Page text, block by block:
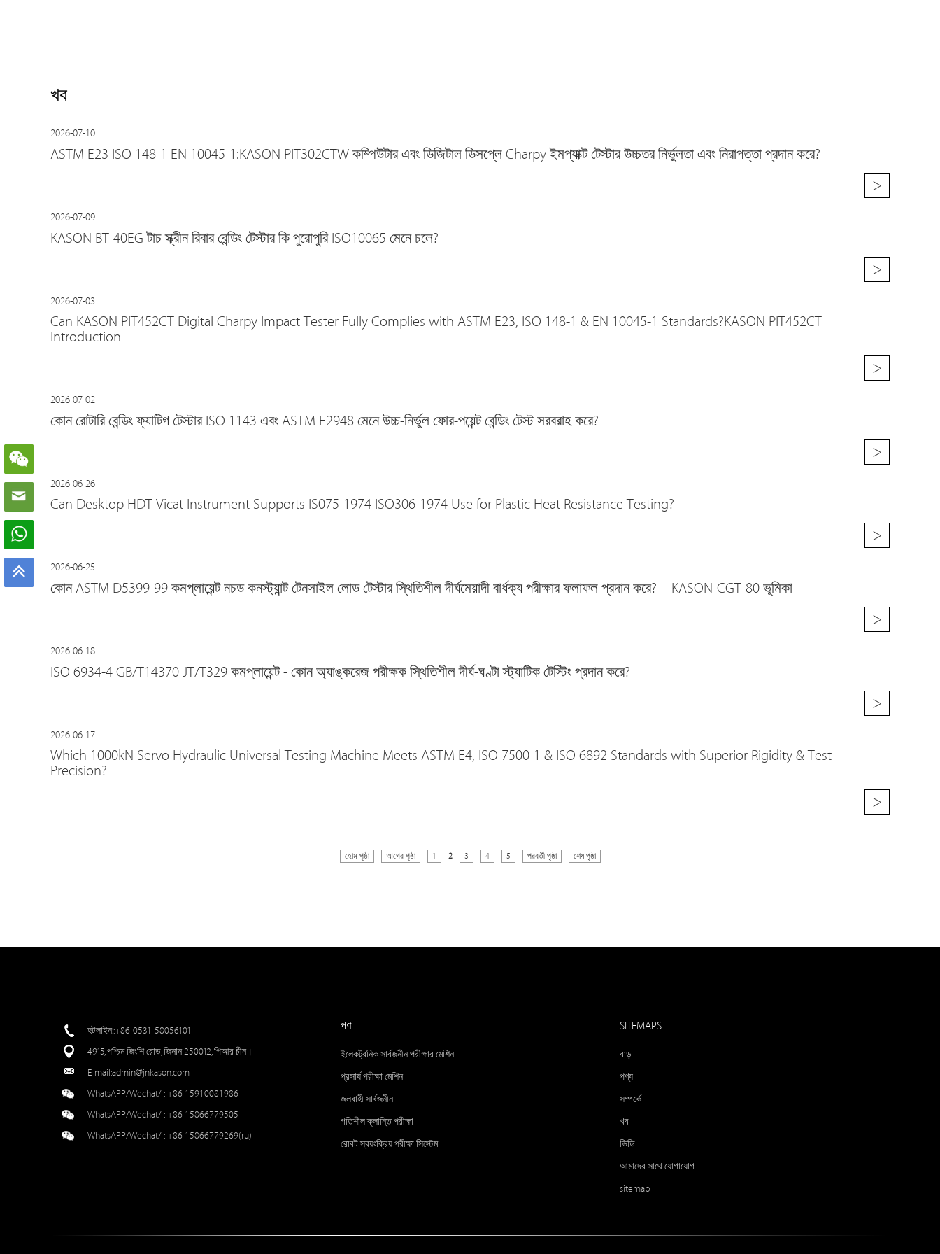
খব
2026-07-10
ASTM E23 ISO 148-1 EN 10045-1:KASON PIT302CTW কম্পিউটার এবং ডিজিটাল ডিসপ্লে Charpy ইমপ্যাক্ট টেস্টার উচ্চতর নির্ভুলতা এবং নিরাপত্তা প্রদান করে?
>
2026-07-09
KASON BT-40EG টাচ স্ক্রীন রিবার বেন্ডিং টেস্টার কি পুরোপুরি ISO10065 মেনে চলে?
>
2026-07-03
Can KASON PIT452CT Digital Charpy Impact Tester Fully Complies with ASTM E23, ISO 148-1 & EN 10045-1 Standards?KASON PIT452CT
Introduction
>
2026-07-02
কোন রোটারি বেন্ডিং ফ্যাটিগ টেস্টার ISO 1143 এবং ASTM E2948 মেনে উচ্চ-নির্ভুল ফোর-পয়েন্ট বেন্ডিং টেস্ট সরবরাহ করে?
>
2026-06-26
Can Desktop HDT Vicat Instrument Supports IS075-1974 ISO306-1974 Use for Plastic Heat Resistance Testing?
>
2026-06-25
কোন ASTM D5399-99 কমপ্লায়েন্ট নচড কনস্ট্যান্ট টেনসাইল লোড টেস্টার স্থিতিশীল দীর্ঘমেয়াদী বার্ধক্য পরীক্ষার ফলাফল প্রদান করে? – KASON-CGT-80 ভূমিকা
>
2026-06-18
ISO 6934-4 GB/T14370 JT/T329 কমপ্লায়েন্ট - কোন অ্যাঙ্করেজ পরীক্ষক স্থিতিশীল দীর্ঘ-ঘণ্টা স্ট্যাটিক টেস্টিং প্রদান করে?
>
2026-06-17
Which 1000kN Servo Hydraulic Universal Testing Machine Meets ASTM E4, ISO 7500-1 & ISO 6892 Standards with Superior Rigidity & Test
Precision?
>
হোম পৃষ্ঠা আগের পৃষ্ঠা 1 2 3 4 5 পরবর্তী পৃষ্ঠা শেষ পৃষ্ঠা
হটলাইন::+86-0531-58056101
4915, পশ্চিম জিংশি রোড, জিনান 250012, পিআর চীন।
E-mail:admin@jnkason.com
WhatsAPP/Wechat/ : +86 15910081986
WhatsAPP/Wechat/ : +86 15866779505
WhatsAPP/Wechat/ : +86 15866779269(ru)
পণ
ইলেকট্রনিক সার্বজনীন পরীক্ষার মেশিন
প্রসার্য পরীক্ষা মেশিন
জলবাহী সার্বজনীন
গতিশীল ক্লান্তি পরীক্ষা
রোবট স্বয়ংক্রিয় পরীক্ষা সিস্টেম
SITEMAPS
বাড়
পণ্য
সম্পর্কে
খব
ভিডি
আমাদের সাথে যোগাযোগ
sitemap